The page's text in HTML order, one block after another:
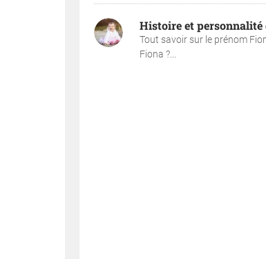
Histoire et personnalité
Tout savoir sur le prénom
Fiona ?...